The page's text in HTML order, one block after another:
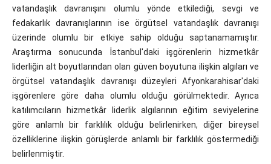
vatandaşlık davranışını olumlu yönde etkilediği, sevgi ve
fedakarlık davranışlarının ise örgütsel vatandaşlık davranışı
üzerinde olumlu bir etkiye sahip olduğu saptanamamıştır.
Araştırma sonucunda İstanbul'daki işgörenlerin hizmetkâr
liderliğin alt boyutlarından olan güven boyutuna ilişkin algıları ve
örgütsel vatandaşlık davranışı düzeyleri Afyonkarahisar'daki
işgörenlere göre daha olumlu olduğu görülmektedir. Ayrıca
katılımcıların hizmetkâr liderlik algılarının eğitim seviyelerine
göre anlamlı bir farklılık olduğu belirlenirken, diğer bireysel
özelliklerine ilişkin görüşlerde anlamlı bir farklılık göstermediği
belirlenmiştir.